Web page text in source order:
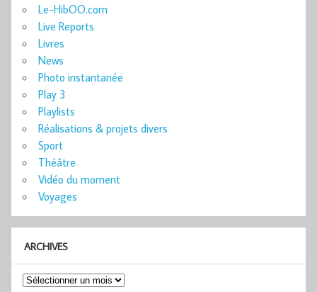
Le-HibOO.com
Live Reports
Livres
News
Photo instantanée
Play 3
Playlists
Réalisations & projets divers
Sport
Théâtre
Vidéo du moment
Voyages
ARCHIVES
Archives